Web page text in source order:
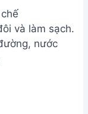
và làm sạch.
nước